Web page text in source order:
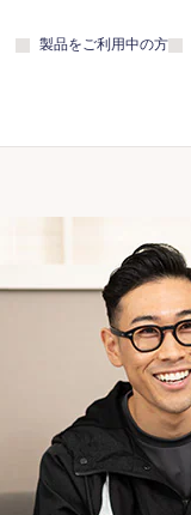
製品をご利用中の方